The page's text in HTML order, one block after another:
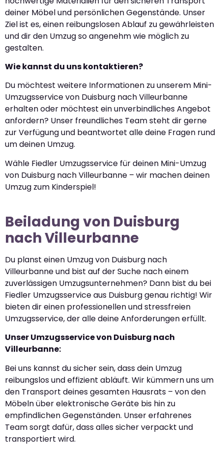
deiner Möbel und persönlichen Gegenstände. Unser
Ziel ist es, einen reibungslosen Ablauf zu gewährleisten
und dir den Umzug so angenehm wie möglich zu
gestalten.
Wie kannst du uns kontaktieren?
Du möchtest weitere Informationen zu unserem Mini-
Umzugsservice von Duisburg nach Villeurbanne
erhalten oder möchtest ein unverbindliches Angebot
anfordern? Unser freundliches Team steht dir gerne
zur Verfügung und beantwortet alle deine Fragen rund
um deinen Umzug.
Wähle Fiedler Umzugsservice für deinen Mini-Umzug
von Duisburg nach Villeurbanne – wir machen deinen
Umzug zum Kinderspiel!
Beiladung von Duisburg
nach Villeurbanne
Du planst einen Umzug von Duisburg nach
Villeurbanne und bist auf der Suche nach einem
zuverlässigen Umzugsunternehmen? Dann bist du bei
Fiedler Umzugsservice aus Duisburg genau richtig! Wir
bieten dir einen professionellen und stressfreien
Umzugsservice, der alle deine Anforderungen erfüllt.
Unser Umzugsservice von Duisburg nach
Villeurbanne:
Bei uns kannst du sicher sein, dass dein Umzug
reibungslos und effizient abläuft. Wir kümmern uns um
den Transport deines gesamten Hausrats – von den
Möbeln über elektronische Geräte bis hin zu
empfindlichen Gegenständen. Unser erfahrenes
Team sorgt dafür, dass alles sicher verpackt und
transportiert wird.